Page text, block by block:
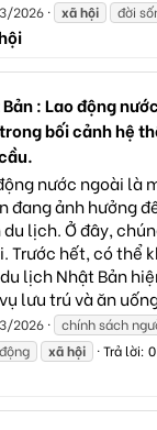
2026 xãhội đời
: Lao động
bối cảnh hệ
nước ngoài là
đang ảnh hưởng
lịch. Ở đây,
Trước hết, có thể
lịch Nhật Bản
lưu trú và ăn
2026
chính sách
xãhội Trả lời: 0